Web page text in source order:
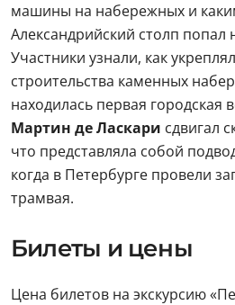
машины на набережных и
Александрийский столп попал
Участники узнали, как
строительства каменных
находилась первая городская
Мартин де Ласкари сдвигал
что представляла собой
когда в Петербурге провели
трамвая.
Билеты и цены
Цена билетов на экскурсию